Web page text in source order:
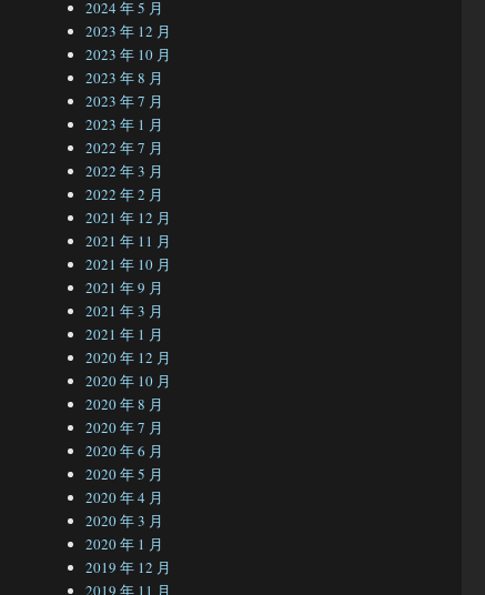
2024 年 5 月
2023 年 12 月
2023 年 10 月
2023 年 8 月
2023 年 7 月
2023 年 1 月
2022 年 7 月
2022 年 3 月
2022 年 2 月
2021 年 12 月
2021 年 11 月
2021 年 10 月
2021 年 9 月
2021 年 3 月
2021 年 1 月
2020 年 12 月
2020 年 10 月
2020 年 8 月
2020 年 7 月
2020 年 6 月
2020 年 5 月
2020 年 4 月
2020 年 3 月
2020 年 1 月
2019 年 12 月
2019 年 11 月